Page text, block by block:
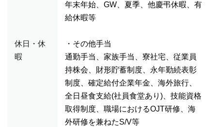
休日・休
暇
年末年始、GW、夏季、他慶弔休暇、有
給休暇等
・その他手当
通勤手当、家族手当、寮社宅、従業員
持株会、財形貯蓄制度、永年勤続表彰
制度、確定給付企業年金、海外旅行、
全日昼食支給(社員食堂あり)、技能資格
取得制度、職場におけるOJT研修、海
外研修を兼ねたS/V等